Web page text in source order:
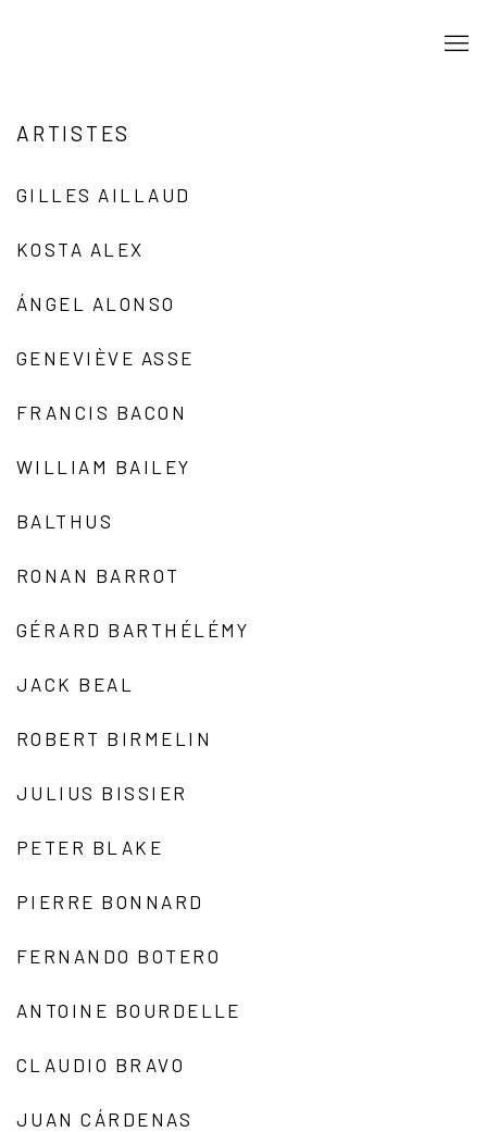
ARTISTES
GILLES AILLAUD
KOSTA ALEX
ÁNGEL ALONSO
GENEVIÈVE ASSE
FRANCIS BACON
WILLIAM BAILEY
BALTHUS
RONAN BARROT
GÉRARD BARTHÉLÉMY
JACK BEAL
ROBERT BIRMELIN
JULIUS BISSIER
PETER BLAKE
PIERRE BONNARD
FERNANDO BOTERO
ANTOINE BOURDELLE
CLAUDIO BRAVO
JUAN CÁRDENAS